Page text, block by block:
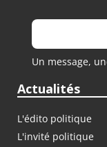
Un message,
Actualités
L'édito politique
L'invité politique